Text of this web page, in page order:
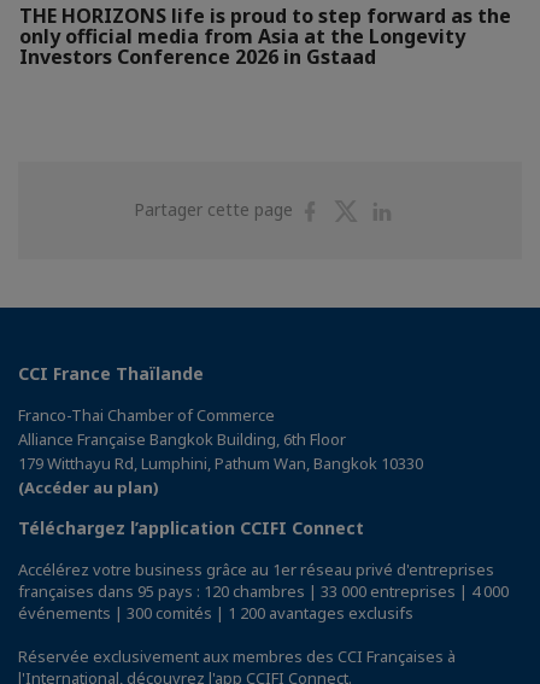
THE HORIZONS life is proud to step forward as the
only official media from Asia at the Longevity
Investors Conference 2026 in Gstaad
Partager cette page
PartagerPartager
CCI France Thaïlande
Franco-Thai Chamber of Commerce
Alliance Française Bangkok Building, 6th Floor
179 Witthayu Rd, Lumphini, Pathum Wan, Bangkok 10330
(Accéder au plan)
Téléchargez l’application CCIFI Connect
Accélérez votre business grâce au 1er réseau privé d'entreprises
françaises dans 95 pays : 120 chambres | 33 000 entreprises | 4 000
événements | 300 comités | 1 200 avantages exclusifs
Réservée exclusivement aux membres des CCI Françaises à
l'International, découvrez l'app CCIFI Connect.